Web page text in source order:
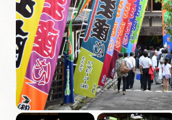
団体旅行用おすすめモデルコース
データライブラリー
観光データライブラリー